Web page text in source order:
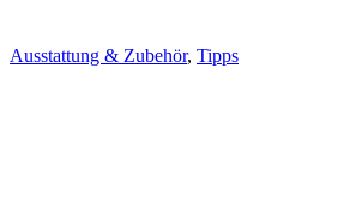
Ausstattung & Zubehör, Tipps